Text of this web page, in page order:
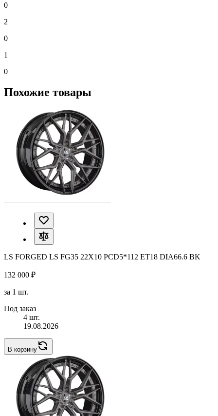
0
2
0
1
0
Похожие товары
LS FORGED LS FG35 22X10 PCD5*112 ET18 DIA66.6 BK
132 000 ₽
за 1 шт.
Под заказ
4 шт.
19.08.2026
В корзину